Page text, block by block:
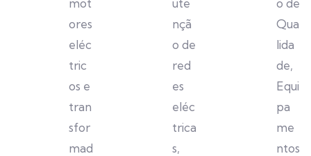
mot
ores
eléc
tric
os e
tran
sfor
mad
ute
nçã
o de
red
es
eléc
trica
s,
o de
Qua
lida
de,
Equi
pa
me
ntos